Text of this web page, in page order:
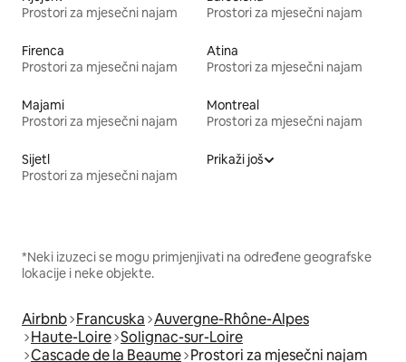
Prostori za mjesečni najam
Prostori za mjesečni najam
Firenca
Prostori za mjesečni najam
Atina
Prostori za mjesečni najam
Majami
Prostori za mjesečni najam
Montreal
Prostori za mjesečni najam
Sijetl
Prostori za mjesečni najam
Prikaži još
*Neki izuzeci se mogu primjenjivati na određene geografske
lokacije i neke objekte.
Airbnb Francuska Auvergne-Rhône-Alpes
Haute-Loire Solignac-sur-Loire
Cascade de la Beaume Prostori za mjesečni najam